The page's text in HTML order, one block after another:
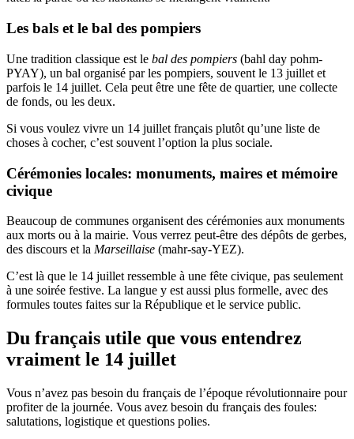
Les bals et le bal des pompiers
Une tradition classique est le bal des pompiers (bahl day pohm-
PYAY), un bal organisé par les pompiers, souvent le 13 juillet et
parfois le 14 juillet. Cela peut être une fête de quartier, une collecte
de fonds, ou les deux.
Si vous voulez vivre un 14 juillet français plutôt qu’une liste de
choses à cocher, c’est souvent l’option la plus sociale.
Cérémonies locales: monuments, maires et mémoire
civique
Beaucoup de communes organisent des cérémonies aux monuments
aux morts ou à la mairie. Vous verrez peut-être des dépôts de gerbes,
des discours et la Marseillaise (mahr-say-YEZ).
C’est là que le 14 juillet ressemble à une fête civique, pas seulement
à une soirée festive. La langue y est aussi plus formelle, avec des
formules toutes faites sur la République et le service public.
Du français utile que vous entendrez
vraiment le 14 juillet
Vous n’avez pas besoin du français de l’époque révolutionnaire pour
profiter de la journée. Vous avez besoin du français des foules:
salutations, logistique et questions polies.